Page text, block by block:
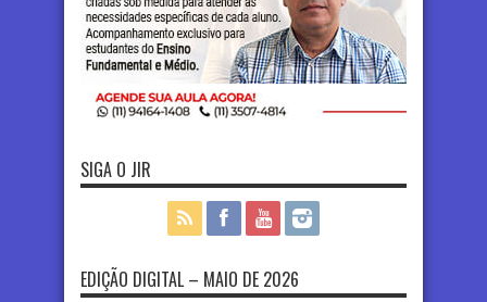
SIGA O JIR
EDIÇÃO DIGITAL – MAIO DE 2026